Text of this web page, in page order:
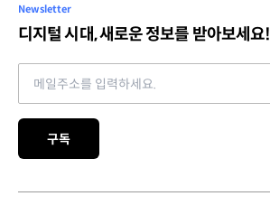
Newsletter
디지털 시대, 새로운 정보를 받아보세요!
구독